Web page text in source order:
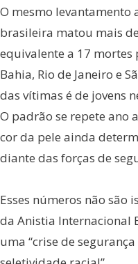
O mesmo levantamento
brasileira matou mais
equivalente a 17 mortes
Bahia, Rio de Janeiro e
das vítimas é de jovens
O padrão se repete ano
cor da pele ainda
diante das forças de
Esses números não são
da Anistia Internacional
uma “crise de